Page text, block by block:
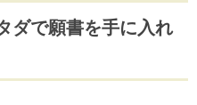
で願書を手に入れ